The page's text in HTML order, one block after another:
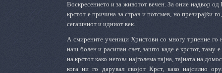
Воскресението и за животот вечен. За оние надвор од
крстот е причина за страв и потсмев, но презирајќи
сегашниот и идниот век.
А смирените ученици Христови со многу трпение го
наш болен и расипан свет, зашто каде е крстот, таму
на крстот како негова најголема тајна, тајната на
кога ни го дарувал својот Крст, како најсилно